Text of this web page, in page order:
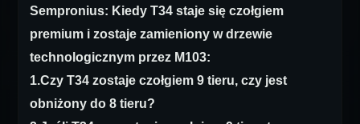
Sempronius: Kiedy T34 staje się czołgiem
premium i zostaje zamieniony w drzewie
technologicznym przez M103:
1.Czy T34 zostaje czołgiem 9 tieru, czy jest
obniżony do 8 tieru?